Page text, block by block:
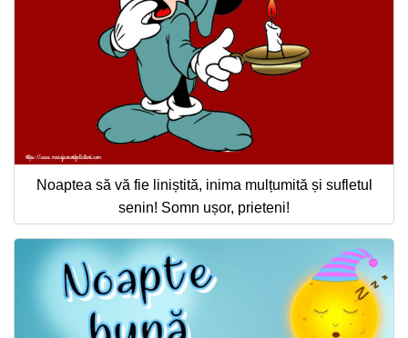
Noaptea să vă fie liniștită, inima mulțumită și sufletul
senin! Somn ușor, prieteni!